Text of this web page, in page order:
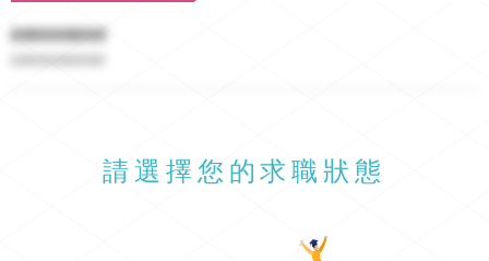
#########
請選擇您的求職狀態